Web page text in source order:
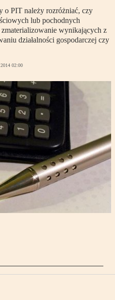
o PIT należy rozróżniać, czy
lub pochodnych
wynikających z
działalności gospodarczej czy
02:00